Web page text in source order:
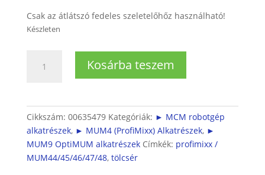
Csak az átlátszó fedeles szeletelőhőz használható!
Készleten
szeletelőjéhez
átlátszó
fedeleshez)
tömőeszköz
mennyiség
Kosárba teszem
Cikkszám: 00635479 Kategóriák: ► MCM robotgép
alkatrészek, ► MUM4 (ProfiMixx) Alkatrészek, ►
MUM9 OptiMUM alkatrészek Címkék: profimixx /
MUM44/45/46/47/48, tölcsér